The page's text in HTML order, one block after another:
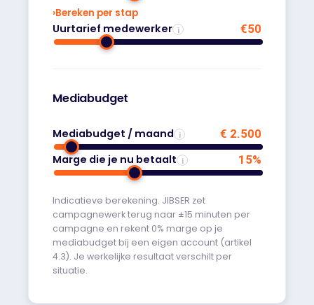
›Bereken per stap
Uurtarief medewerker i €50
Mediabudget
Mediabudget / maand i
€ 2.500
Marge die je nu betaalt i 15%
Indicatieve berekening. JIBSER zet
campagnewerk terug naar ±15 minuten per
campagne en rekent 0% marge op je
mediabudget bij een eigen account (artikel
4.3). Je werkelijke resultaat verschilt per
situatie.